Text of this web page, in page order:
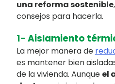
una reforma sostenible
consejos para hacerla.
1- Aislamiento
La mejor manera de
es mantener bien
de la vivienda. Aunque el